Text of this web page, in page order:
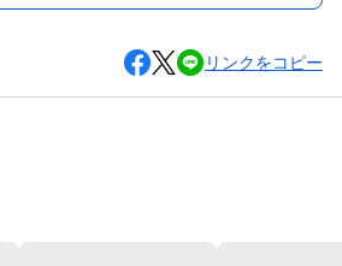
リンクをコピー